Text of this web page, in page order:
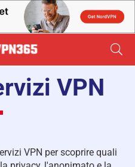
VPN
VPN per scoprire quali